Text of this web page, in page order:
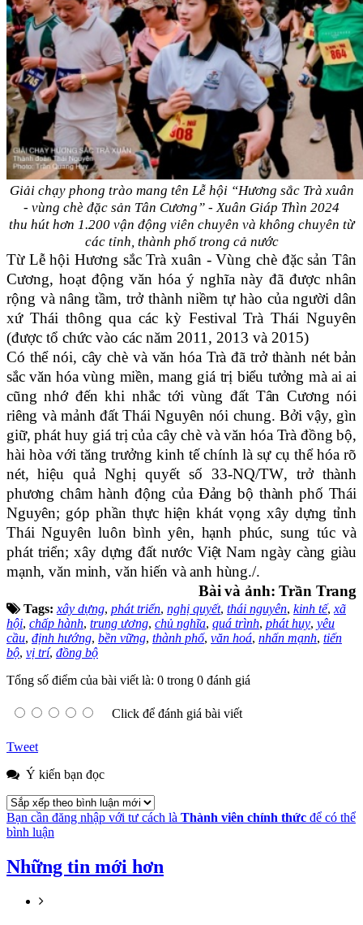
Giải chạy phong trào mang tên Lễ hội “Hương sắc Trà xuân
- vùng chè đặc sản Tân Cương” - Xuân Giáp Thìn 2024
thu hút hơn 1.200 vận động viên chuyên và không chuyên từ
các tỉnh, thành phố trong cả nước
Từ Lễ hội Hương sắc Trà xuân - Vùng chè đặc sản Tân
Cương, hoạt động văn hóa ý nghĩa này đã được nhân
rộng và nâng tầm, trở thành niềm tự hào của người dân
xứ Thái thông qua các kỳ Festival Trà Thái Nguyên
(được tổ chức vào các năm 2011, 2013 và 2015)
Có thể nói, cây chè và văn hóa Trà đã trở thành nét bản
sắc văn hóa vùng miền, mang giá trị biểu tưởng mà ai ai
cũng nhớ đến khi nhắc tới vùng đất Tân Cương nói
riêng và mảnh đất Thái Nguyên nói chung. Bởi vậy, gìn
giữ, phát huy giá trị của cây chè và văn hóa Tràđồng bộ,
hài hòa với tăng trưởng kinh tế chính là sự cụ thể hóa rõ
nét, hiệu quả Nghị quyết số 33-NQ/TW, trở thành
phương châm hành động của Đảng bộ thành phố Thái
Nguyên; góp phần thực hiện khát vọng xây dựng tỉnh
Thái Nguyên luôn bình yên, hạnh phúc, sung túc và
phát triển; xây dựng đất nước Việt Nam ngày càng giàu
mạnh, văn minh, văn hiến và anh hùng./.
Bài và ảnh: Trần Trang
Tags:xây dựng, phát triển, nghị quyết, thái nguyên, kinh tế,xã
hội, chấp hành, trung ương, chủ nghĩa, quá trình, phát huy, yêu
cầu, định hướng, bền vững, thành phố, văn hoá, nhấn mạnh, tiến
bộ, vị trí, đồng bộ
Tổng số điểm của bài viết là: 0 trong 0 đánh giá
Click để đánh giá bài viết
Tweet
Ý kiến bạn đọc
Bạn cần đăng nhập với tư cách là Thành viên chính thức để có thể
bình luận
Những tin mới hơn